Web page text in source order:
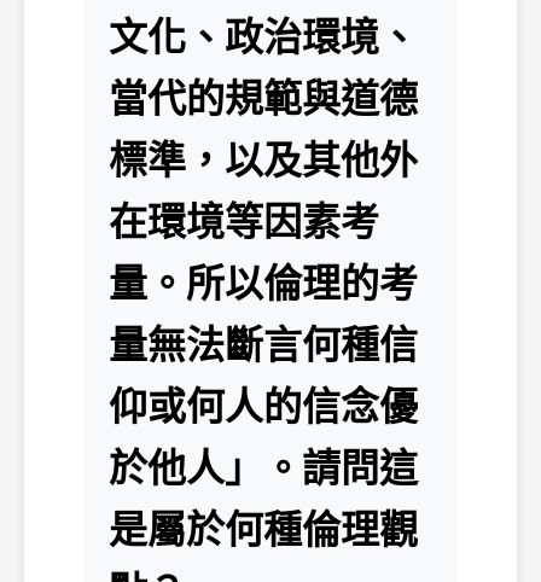
文化、政治環境、
當代的規範與道德
標準，以及其他外
在環境等因素考
量。所以倫理的考
量無法斷言何種信
仰或何人的信念優
於他人」。請問這
是屬於何種倫理觀